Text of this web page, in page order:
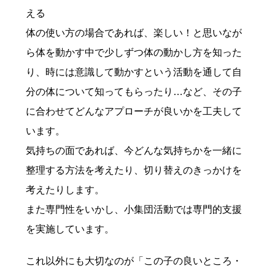
える
体の使い方の場合であれば、楽しい！と思いなが
ら体を動かす中で少しずつ体の動かし方を知った
り、時には意識して動かすという活動を通して自
分の体について知ってもらったり…など、その子
に合わせてどんなアプローチが良いかを工夫して
います。
気持ちの面であれば、今どんな気持ちかを一緒に
整理する方法を考えたり、切り替えのきっかけを
考えたりします。
また専門性をいかし、小集団活動では専門的支援
を実施しています。
これ以外にも大切なのが「この子の良いところ・